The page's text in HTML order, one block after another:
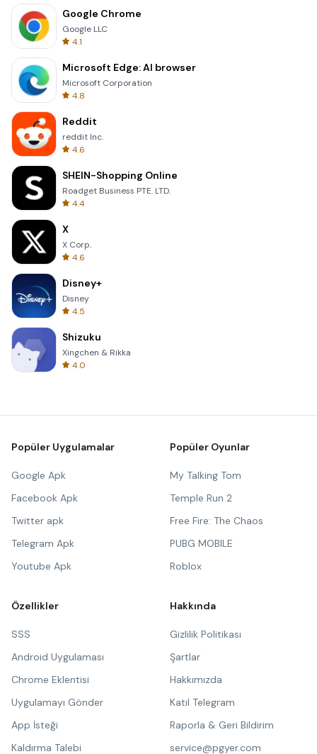
Google Chrome
Google LLC
4.1
Microsoft Edge: AI browser
Microsoft Corporation
4.8
Reddit
reddit Inc.
4.6
SHEIN-Shopping Online
Roadget Business PTE. LTD.
4.4
X
X Corp.
4.6
Disney+
Disney
4.5
Shizuku
Xingchen & Rikka
4.0
Popüler Uygulamalar
Google Apk
Facebook Apk
Twitter apk
Telegram Apk
Youtube Apk
Popüler Oyunlar
My Talking Tom
Temple Run 2
Free Fire: The Chaos
PUBG MOBILE
Roblox
Özellikler
SSS
Android Uygulaması
Chrome Eklentisi
Uygulamayı Gönder
App İsteği
Kaldırma Talebi
Hakkında
Gizlilik Politikası
Şartlar
Hakkımızda
Katıl Telegram
Raporla & Geri Bildirim
service@pgyer.com